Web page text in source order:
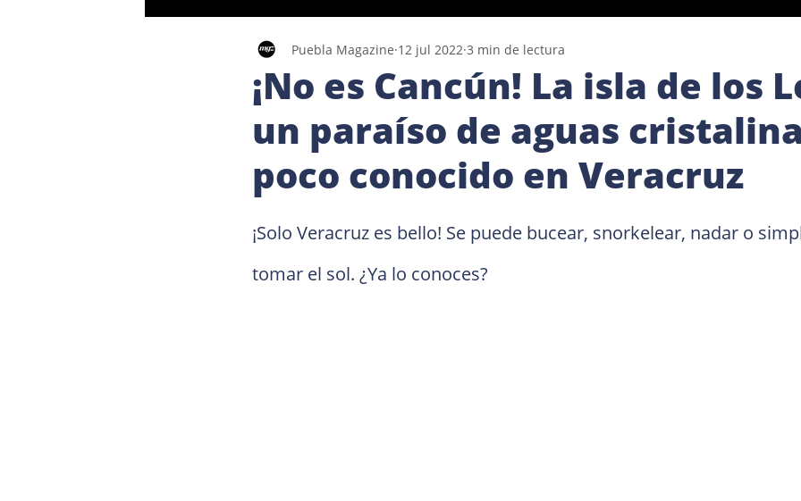
Poblanas destacadas Pulso Político
¡No es Cancún! La isla de los
un paraíso de aguas
poco conocido en Veracruz
Puebla Magazine 12 jul 2022 3 min de lectura
¡Solo Veracruz es bello! Se puede bucear, snorkelear, nadar o
tomar el sol. ¿Ya lo conoces?